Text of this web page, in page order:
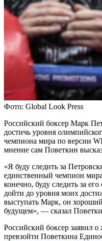
Фото: Global Look Press
Российский боксер Марк
достичь уровня
чемпиона мира по версии
мнение сам Поветкин
«Я буду следить за
единственный чемпион
конечно, буду следить за
дойти до уровня моих
выступать Марк, он
будущем», — сказал
Российский боксер заявил
превзойти Поветкина